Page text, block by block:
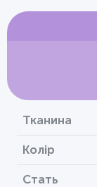
Тканина
Колір
Стать